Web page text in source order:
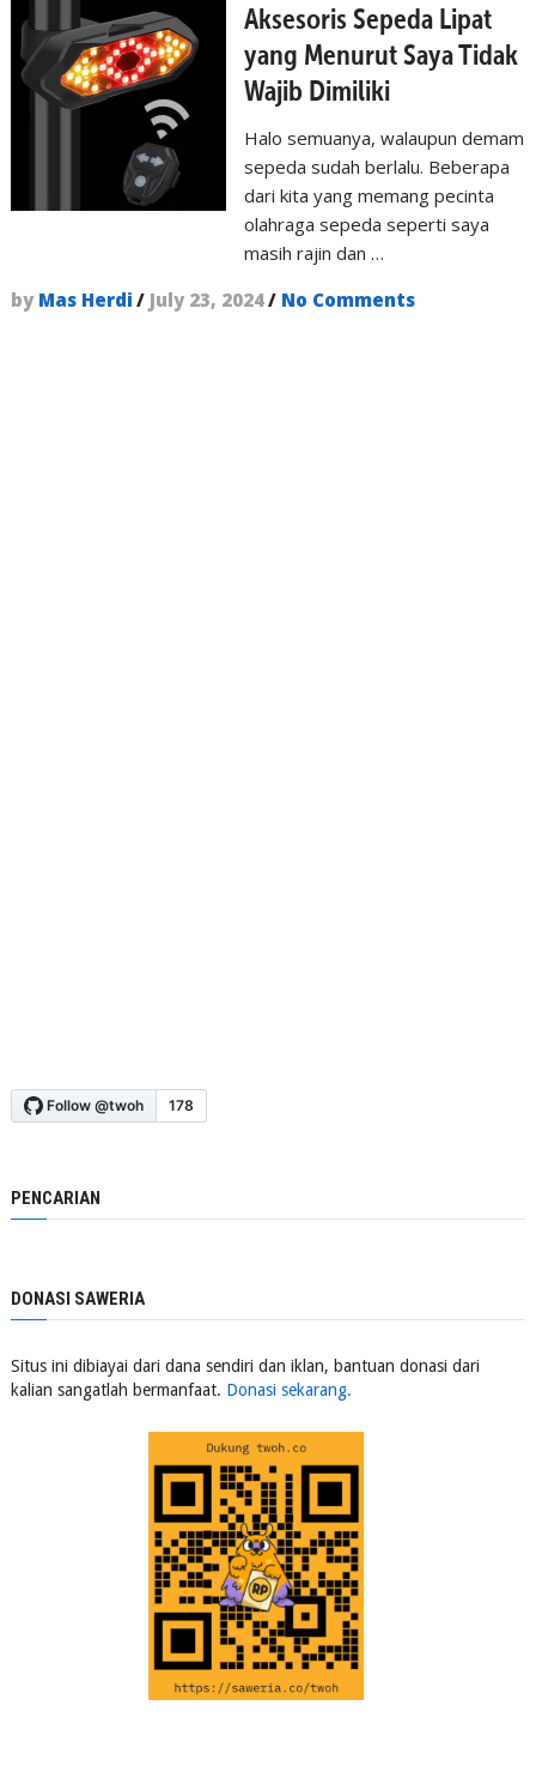
Aksesoris Sepeda Lipat
yang Menurut Saya Tidak
Wajib Dimiliki
Halo semuanya, walaupun demam
sepeda sudah berlalu. Beberapa
dari kita yang memang pecinta
olahraga sepeda seperti saya
masih rajin dan …
by Mas Herdi / July 23, 2024/ No Comments
PENCARIAN
DONASI SAWERIA
Situs ini dibiayai dari dana sendiri dan iklan, bantuan donasi dari
kalian sangatlah bermanfaat. Donasi sekarang.